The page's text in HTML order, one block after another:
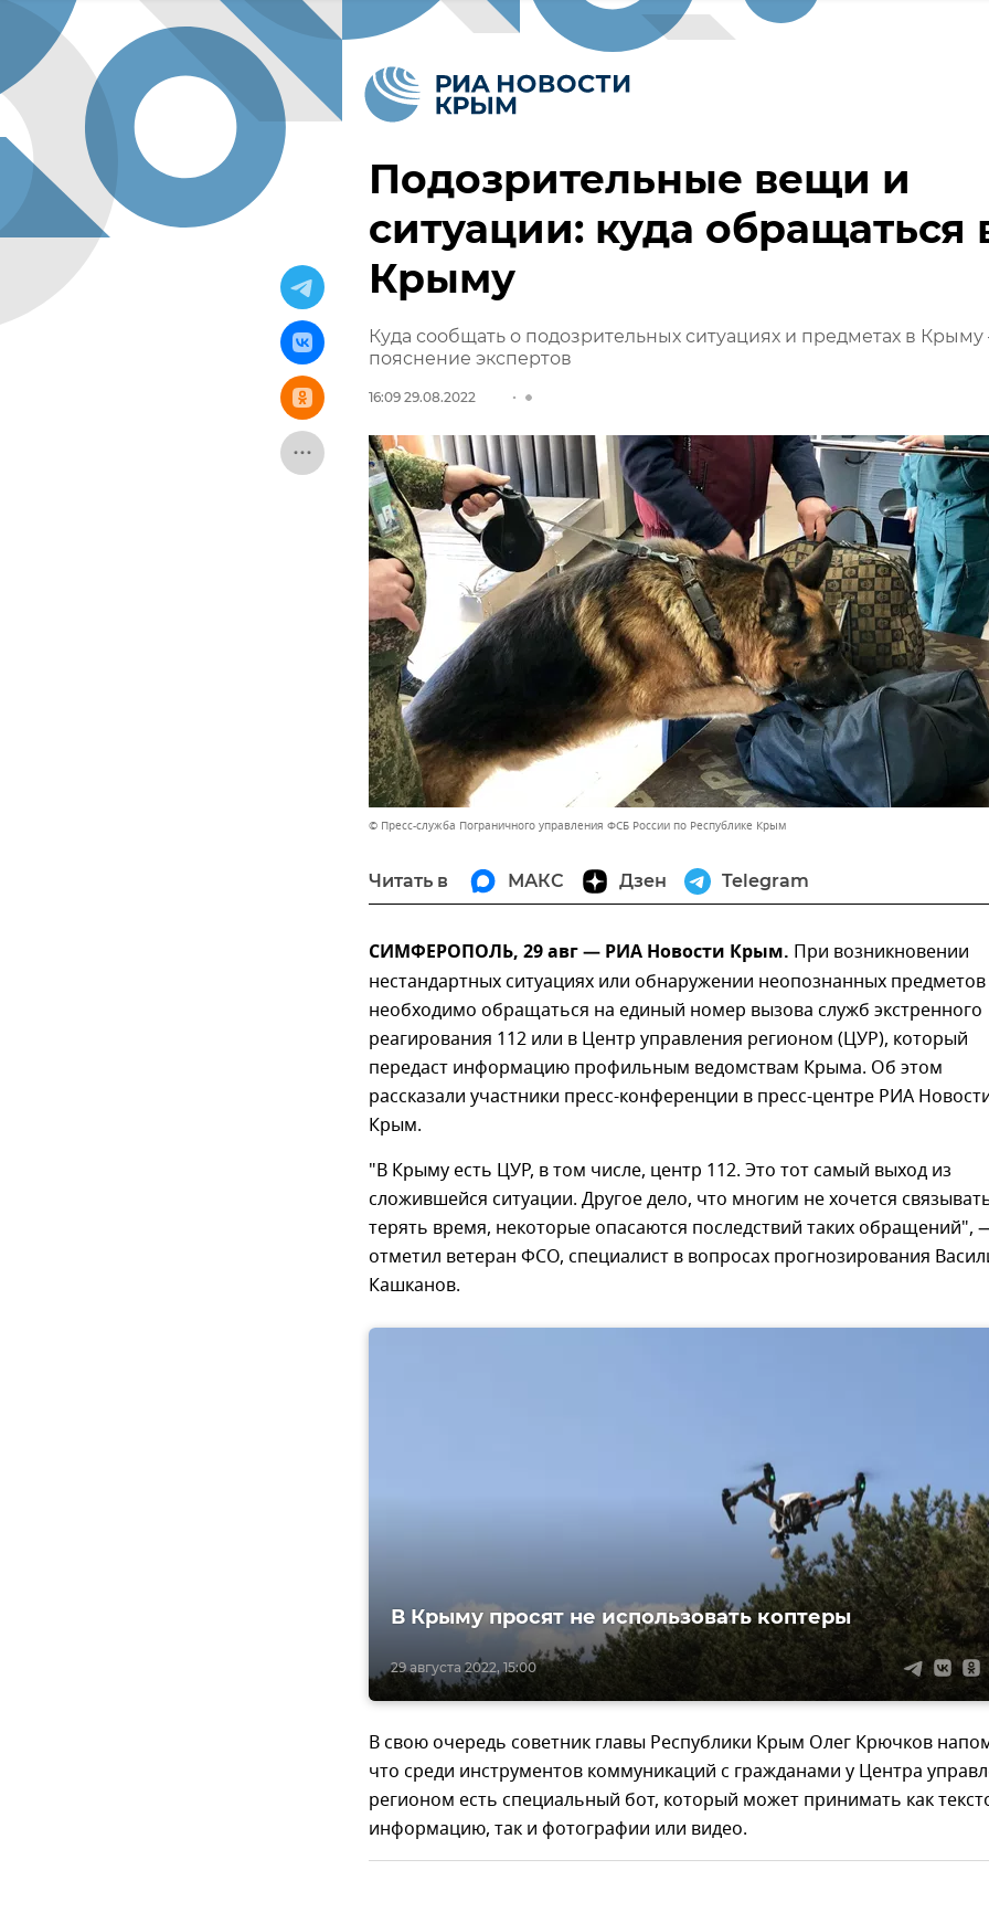
Подозрительные вещи и
ситуации: куда обращаться
Крыму
Куда сообщать о подозрительных ситуациях и предметах в
пояснение экспертов
16:09 29.08.2022
© Пресс-служба Пограничного управления ФСБ России по Республике Крым
Читать в МАКС Дзен Telegram
СИМФЕРОПОЛЬ, 29 авг — РИА Новости Крым. При возникновении
нестандартных ситуациях или обнаружении неопознанных предметов
необходимо обращаться на единый номер вызова служб экстренного
реагирования 112 или в Центр управления регионом (ЦУР), который
передаст информацию профильным ведомствам Крыма. Об этом
рассказали участники пресс-конференции в пресс-центре РИА
Крым.
"В Крыму есть ЦУР, в том числе, центр 112. Это тот самый выход из
сложившейся ситуации. Другое дело, что многим не хочется
терять время, некоторые опасаются последствий таких обращений",
отметил ветеран ФСО, специалист в вопросах прогнозирования
Кашканов.
29 августа 2022, 15:00
В Крыму просят не использовать коптеры
В свою очередь советник главы Республики Крым Олег Крючков
что среди инструментов коммуникаций с гражданами у Центра
регионом есть специальный бот, который может принимать как
информацию, так и фотографии или видео.